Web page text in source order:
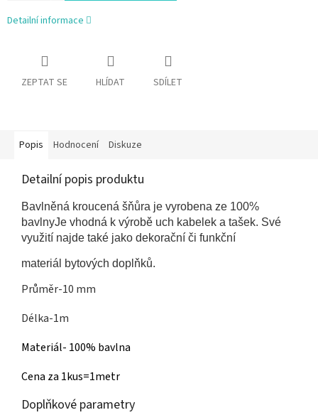
Detailní informace
ZEPTAT SE HLÍDAT SDÍLET
Popis Hodnocení Diskuze
Detailní popis produktu
Bavlněná kroucená šňůra je vyrobena ze 100%
bavlnyJe vhodná k výrobě uch kabelek a tašek. Své
využití najde také jako dekorační či funkční
materiál bytových doplňků.
Průměr-10 mm
Délka-1m
Materiál- 100% bavlna
Cena za 1kus=1metr
Doplňkové parametry